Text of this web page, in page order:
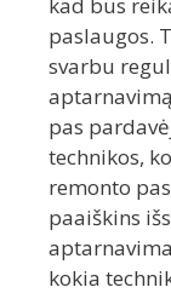
paslaugos.
svarbu
pas
technikos,
remonto
paaiškins
kokia